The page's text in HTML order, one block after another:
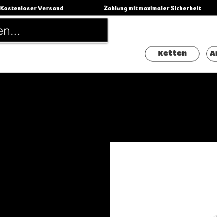
Kostenloser Versand                                          Zahlung mit maximaler Sicherheit
Ketten